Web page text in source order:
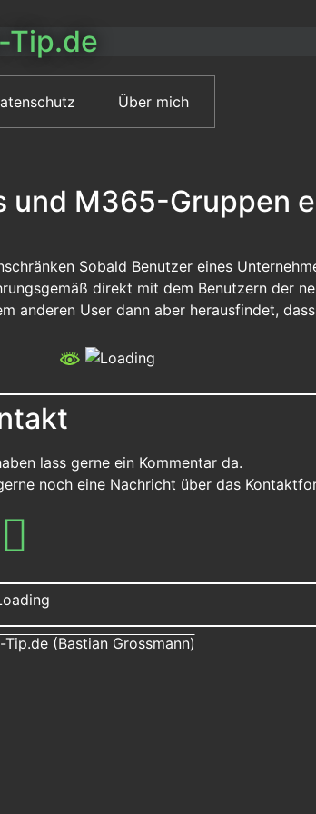
Tip.de
Über mich
und M365-Gruppen
Sobald Benutzer eines
direkt mit dem Benutzern der
anderen User dann aber herausfindet,
lass gerne ein Kommentar da.
noch eine Nachricht über das
(Bastian Grossmann)